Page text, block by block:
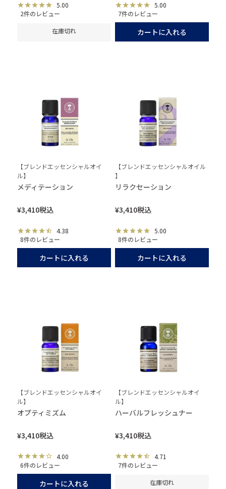
5.00
2件のレビュー
在庫切れ
5.00
7件のレビュー
カートに入れる
【ブレンドエッセンシャルオイ
ル】
メディテーション
¥3,410税込
4.38
8件のレビュー
カートに入れる
【ブレンドエッセンシャルオイル
】
リラクセーション
¥3,410税込
5.00
8件のレビュー
カートに入れる
【ブレンドエッセンシャルオイ
ル】
オプティミズム
¥3,410税込
4.00
6件のレビュー
カートに入れる
【ブレンドエッセンシャルオイ
ル】
ハーバルフレッシュナー
¥3,410税込
4.71
7件のレビュー
在庫切れ